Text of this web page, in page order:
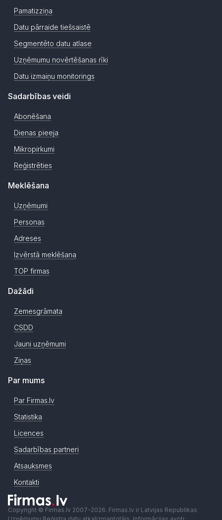
Pamatizziņa
Datu pārraide tiešsaistē
Segmentēto datu atlase
Uzņēmumu novērtēšanas rīki
Datu izmaiņu monitorings
Sadarbības veidi
Abonēšana
Dienas pieeja
Mikropirkumi
Reģistrēties
Meklēšana
Uzņēmumi
Personas
Adreses
Izvērstā meklēšana
TOP firmas
Dažādi
Zemesgrāmata
CSDD
Jauni uzņēmumi
Ziņas
Par mums
Par Firmas.lv
Statistika
Licences
Sadarbības partneri
Atsauksmes
Kontakti
Copyright © Firmas.lv 2007-2026. Firmas.lv ir Latvijas Republikas